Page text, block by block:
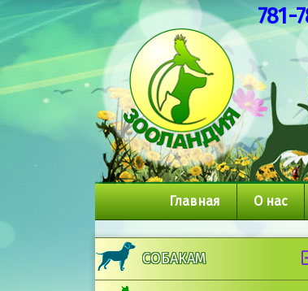
781-
Главная О нас
СОБАКАМ